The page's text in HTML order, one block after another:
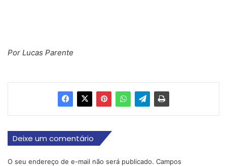
Por Lucas Parente
Deixe um comentário
O seu endereço de e-mail não será publicado. Campos